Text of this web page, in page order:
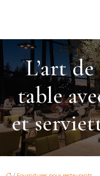
L’art
table
et